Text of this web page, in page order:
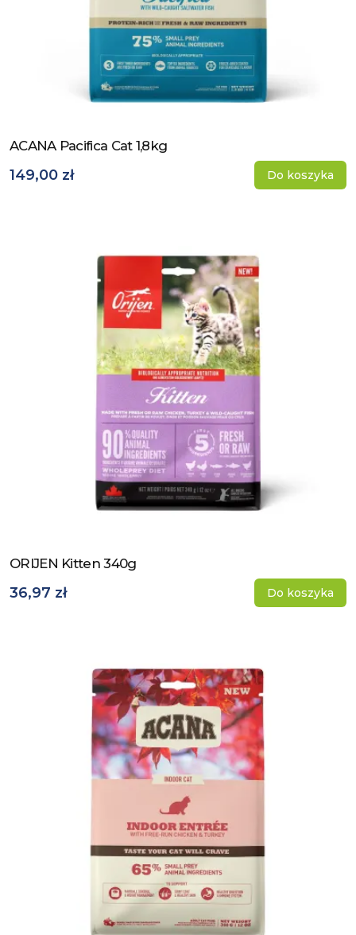
Zobacz produkt
ACANA Pacifica Cat 1,8kg
149,00 zł Do koszyka
Zobacz produkt
ORIJEN Kitten 340g
36,97 zł Do koszyka